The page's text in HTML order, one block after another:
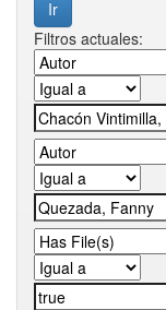
Filtros actuales: